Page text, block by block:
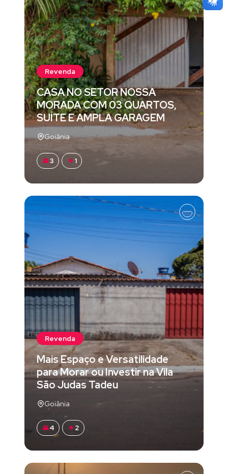
Revenda
CASA NO SETOR NOSSA
MORADA COM 03 QUARTOS,
SUÍTE E AMPLA GARAGEM
Goiânia
3 1
Revenda
Mais Espaço e Versatilidade
para Morar ou Investir na Vila
São Judas Tadeu
Goiânia
4 2